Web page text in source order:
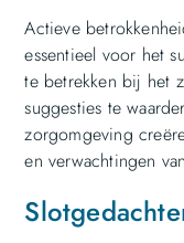
Actieve
essentieel voor het
te betrekken bij het
suggesties te
zorgomgeving
en verwachtingen